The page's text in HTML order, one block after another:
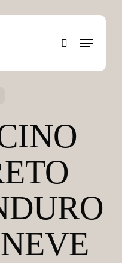
search
Menu